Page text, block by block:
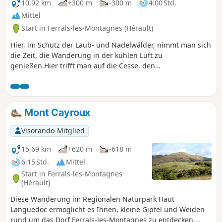
10,92 km +300 m -300 m
4:00 Std.
Mittel
Start in Ferrals-les-Montagnes (Hérault)
Hier, im Schutz der Laub- und Nadelwälder, nimmt man sich
die Zeit, die Wanderung in der kühlen Luft zu
genießen.Hier trifft man auf die Cesse, den
(abseits der Route zu entdecken).
Mont Cayroux
Visorando-Mitglied
15,69 km
+620 m
-618 m
6:15 Std.
Mittel
Start in Ferrals-les-Montagnes
(Hérault)
Diese Wanderung im Regionalen Naturpark Haut
Languedoc ermöglicht es Ihnen, kleine Gipfel und Weiden
rund um das Dorf Ferrals-les-Montagnes zu entdecken.